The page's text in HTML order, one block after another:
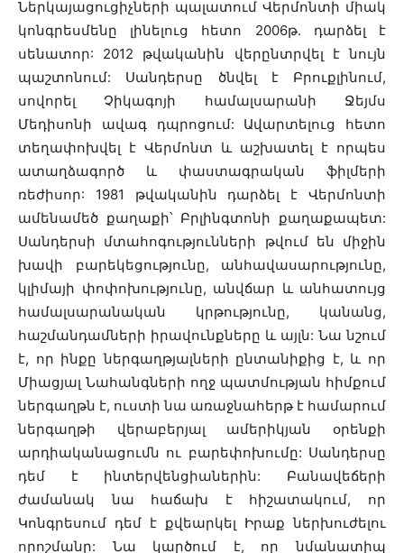
Ներկայացուցիչների պալատում Վերմոնտի միակ
կոնգրեսմենը լինելուց հետո 2006թ. դարձել է
սենատոր: 2012 թվականին վերընտրվել է նույն
պաշտոնում: Սանդերսը ծնվել է Բրուքլինում,
սովորել Չիկագոյի համալսարանի Ջեյմս
Մեդիսոնի ավագ դպրոցում: Ավարտելուց հետո
տեղափոխվել է Վերմոնտ և աշխատել է որպես
ատաղձագործ և փաստագրական ֆիլմերի
ռեժիսոր: 1981 թվականին դարձել է Վերմոնտի
ամենամեծ քաղաքի՝ Բրլինգտոնի քաղաքապետ:
Սանդերսի մտահոգությունների թվում են միջին
խավի բարեկեցությունը, անհավասարությունը,
կլիմայի փոփոխությունը, անվճար և անհատույց
համալսարանական կրթությունը, կանանց,
հաշմանդամների իրավունքները և այլն: Նա նշում
է, որ ինքը ներգաղթյալների ընտանիքից է, և որ
Միացյալ Նահանգների ողջ պատմության հիմքում
ներգաղթն է, ուստի նա առաջնահերթ է համարում
ներգաղթի վերաբերյալ ամերիկյան օրենքի
արդիականացումն ու բարեփոխումը: Սանդերսը
դեմ է ինտերվենցիաներին: Բանավեճերի
ժամանակ նա հաճախ է հիշատակում, որ
Կոնգրեսում դեմ է քվեարկել Իրաք ներխուժելու
որոշմանը: Նա կարծում է, որ նմանատիպ